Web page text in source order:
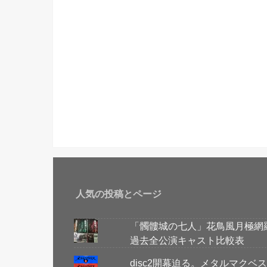
人気の投稿とページ
「髑髏城の七人」花鳥風月極網
過去全公演キャスト比較表
disc2開幕迫る。メタルマクベ